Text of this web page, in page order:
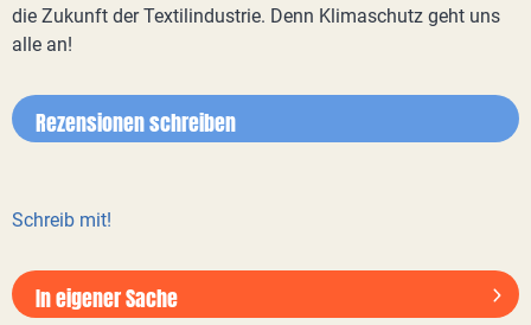
die Zukunft der Textilindustrie. Denn Klimaschutz geht uns
alle an!
Rezensionen schreiben
Schreib mit!
In eigener Sache